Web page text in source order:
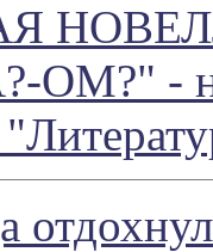
ОМ?" -